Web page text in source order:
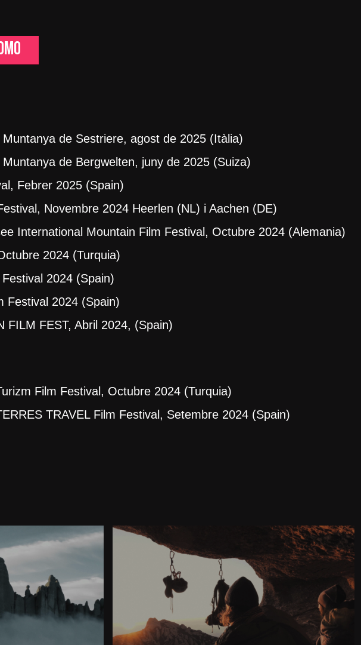
de Sestriere, agost de 2025 (Itàlia)
de Bergwelten, juny de 2025 (Suiza)
Febrer 2025 (Spain)
Novembre 2024 Heerlen (NL) i Aachen (DE)
International Mountain Film Festival, Octubre 2024 (Alemania)
2024 (Turquia)
2024 (Spain)
Festival 2024 (Spain)
FILM FEST, Abril 2024, (Spain)
Film Festival, Octubre 2024 (Turquia)
TRAVEL Film Festival, Setembre 2024 (Spain)